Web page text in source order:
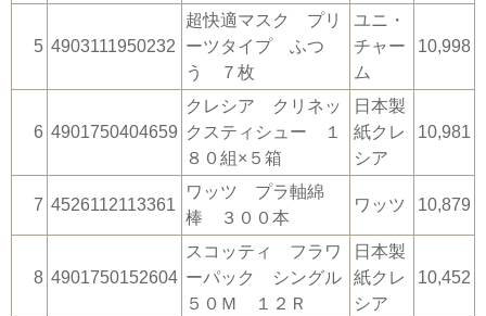
5 4903111950232
超快適マスク プリ
ーツタイプ ふつ
う ７枚
ユニ・
チャー
ム
10,998
6 4901750404659
クレシア クリネッ
クスティシュー １
８０組×５箱
日本製
紙クレ
シア
10,981
7 4526112113361
ワッツ プラ軸綿
棒 ３００本
ワッツ 10,879
8 4901750152604
スコッティ フラワ
ーパック シングル
５０Ｍ １２Ｒ
日本製
紙クレ
シア
10,452